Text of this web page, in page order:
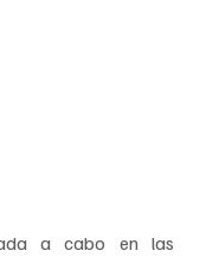
a cabo en las